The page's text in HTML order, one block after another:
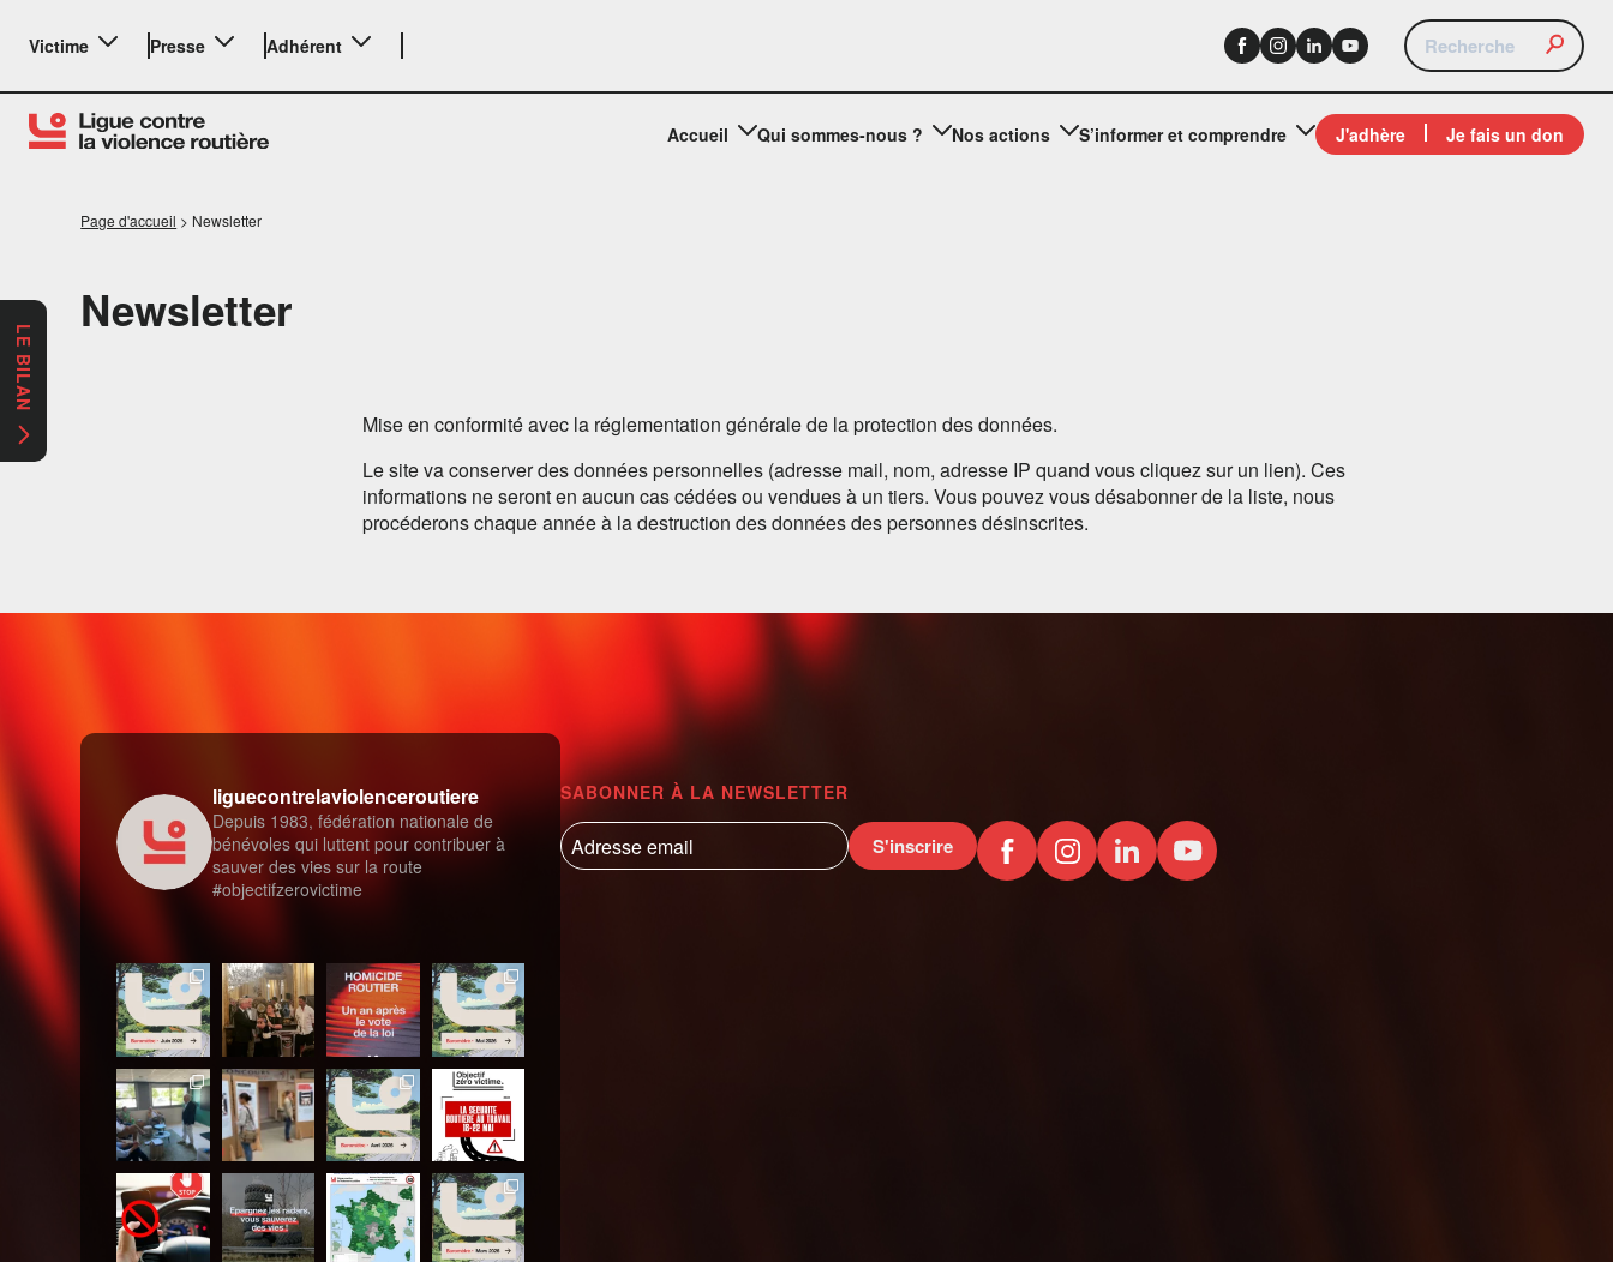
Victime Presse Adhérent
Accueil Qui sommes-nous ? Nos actions S’informer et comprendre J'adhère Je fais un don
Page d'accueil > Newsletter
Newsletter
Mise en conformité avec la réglementation générale de la protection des données.
Le site va conserver des données personnelles (adresse mail, nom, adresse IP quand vous cliquez sur un lien). Ces
informations ne seront en aucun cas cédées ou vendues à un tiers. Vous pouvez vous désabonner de la liste, nous
procéderons chaque année à la destruction des données des personnes désinscrites.
liguecontrelaviolenceroutiere
Depuis 1983, fédération nationale de
bénévoles qui luttent pour contribuer à
sauver des vies sur la route
#objectifzerovictime
SABONNER À LA NEWSLETTER
S'inscrire
LE BILAN